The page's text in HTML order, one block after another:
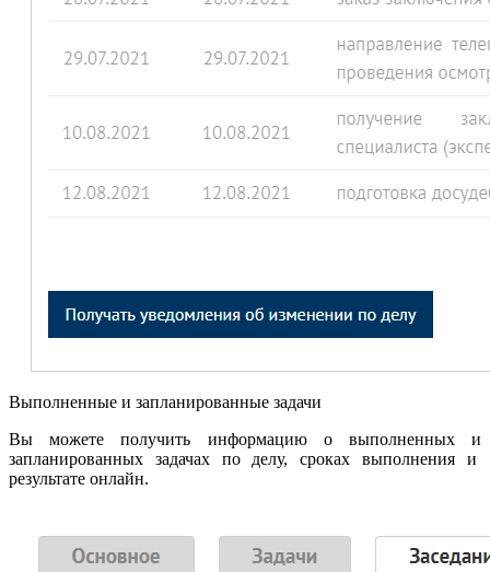
Выполненные и запланированные задачи
Вы можете получить информацию о выполненных и
запланированных задачах по делу, сроках выполнения и
результате онлайн.